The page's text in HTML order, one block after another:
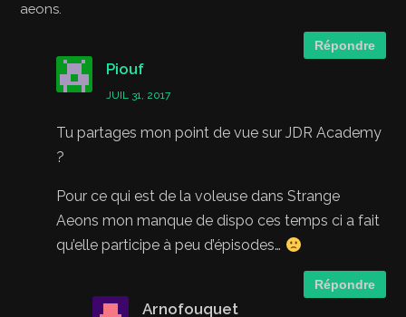
aeons.
Répondre
Piouf
JUIL 31, 2017
Tu partages mon point de vue sur JDR Academy
?
Pour ce qui est de la voleuse dans Strange
Aeons mon manque de dispo ces temps ci a fait
qu’elle participe à peu d’épisodes…
Répondre
Arnofouquet